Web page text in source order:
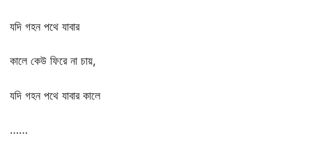
যদি গহন পথে যাবার
কালে কেউ ফিরে না চায়,
যদি গহন পথে যাবার কালে
……